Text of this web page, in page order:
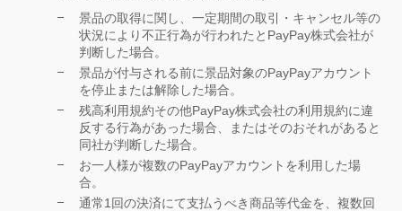
景品の取得に関し、一定期間の取引・キャンセル等の
状況により不正行為が行われたとPayPay株式会社が
判断した場合。
景品が付与される前に景品対象のPayPayアカウント
を停止または解除した場合。
残高利用規約その他PayPay株式会社の利用規約に違
反する行為があった場合、またはそのおそれがあると
同社が判断した場合。
お一人様が複数のPayPayアカウントを利用した場
合。
通常1回の決済にて支払うべき商品等代金を、複数回